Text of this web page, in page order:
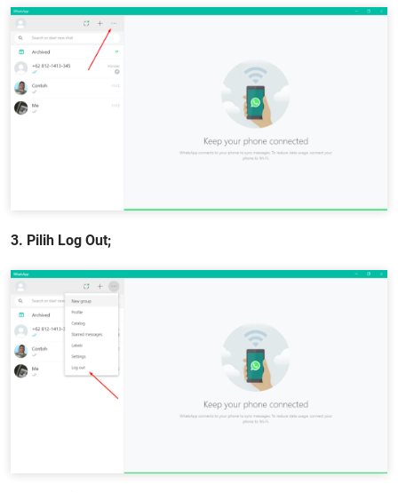
3. Pilih Log Out;